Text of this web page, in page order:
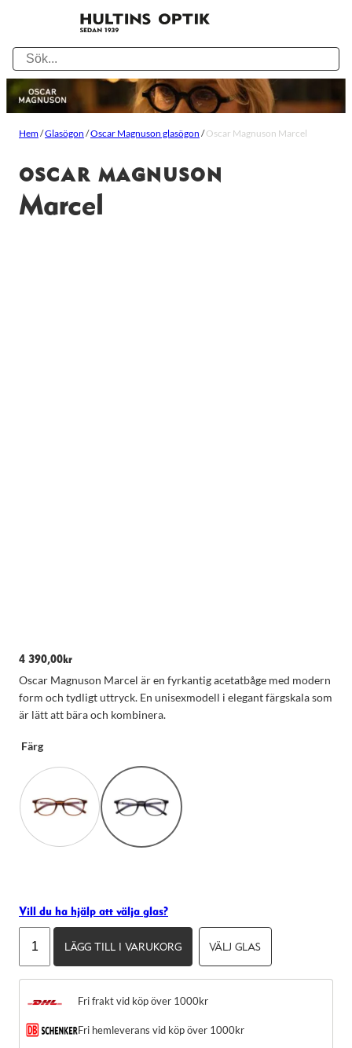
Hem/Glasögon /Oscar Magnuson glasögon /Oscar Magnuson Marcel
OSCAR MAGNUSON
Marcel
4 390,00 kr
Oscar Magnuson Marcel är en fyrkantig acetatbåge med modern
form och tydligt uttryck. En unisexmodell i elegant färgskala som
är lätt att bära och kombinera.
Färg
Vill du ha hjälp att välja glas?
Magnuson
Marcel
LÄGG TILL I VARUKORG VÄLJ GLAS
Fri frakt vid köp över 1000kr
Fri hemleverans vid köp över 1000kr
De behövs
för att
hemsidan
över huvud
taget ska
fungera.
Statistik
För att vi ska
kunna
förbättra
hemsidans
funktionalitet
används.
För att vår
hemsida ska
möjligt under
ditt besök.